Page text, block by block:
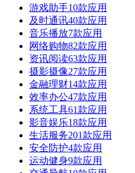
游戏助手10款应用
及时通讯40款应用
音乐播放7款应用
网络购物82款应用
资讯阅读63款应用
摄影摄像27款应用
金融理财14款应用
效率办公47款应用
系统工具61款应用
影音娱乐18款应用
生活服务201款应用
安全防护4款应用
运动健身9款应用